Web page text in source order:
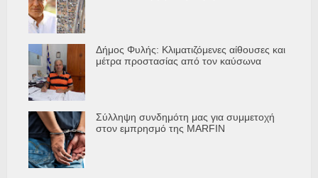
Δήμος Φυλής: Κλιματιζόμενες αίθουσες και
μέτρα προστασίας από τον καύσωνα
Σύλληψη συνδημότη μας για συμμετοχή
στον εμπρησμό της MARFIN